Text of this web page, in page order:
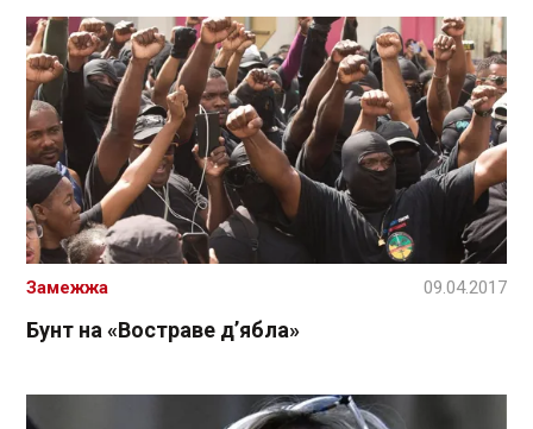
Бунт на «Востраве д’ябла»
Замежжа 09.04.2017